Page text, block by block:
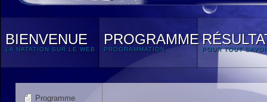
BIENVENUE
LA NATATION SUR LE WEB
PROGRAMME
PROGRAMMATION POUR TOUT
Programme